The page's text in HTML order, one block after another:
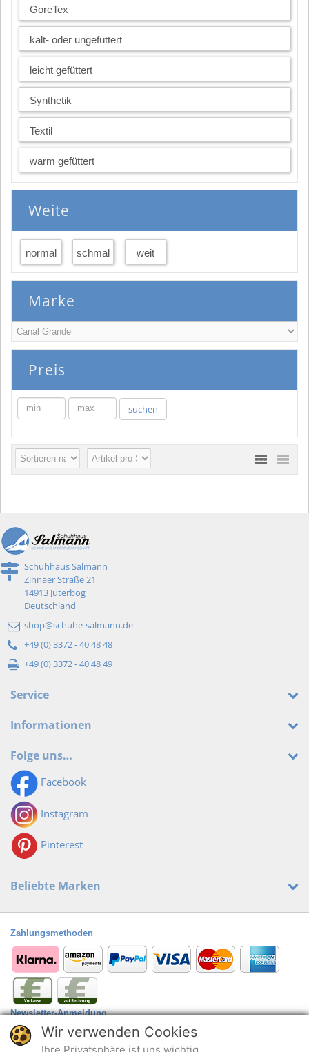
GoreTex
kalt- oder ungefüttert
leicht gefüttert
Synthetik
Textil
warm gefüttert
Weite
normal schmal weit
Marke
Preis
min max suchen
Schuhhaus Salmann
Zinnaer Straße 21
14913 Jüterbog
Deutschland
shop@schuhe-salmann.de
+49 (0) 3372 - 40 48 48
+49 (0) 3372 - 40 48 49
Service
Informationen
Folge uns…
Facebook
Instagram
Pinterest
Beliebte Marken
Zahlungsmethoden
Newsletter-Anmeldung
@
Wir verwenden Cookies